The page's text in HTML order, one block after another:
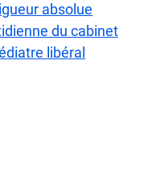
absolue
du cabinet
libéral